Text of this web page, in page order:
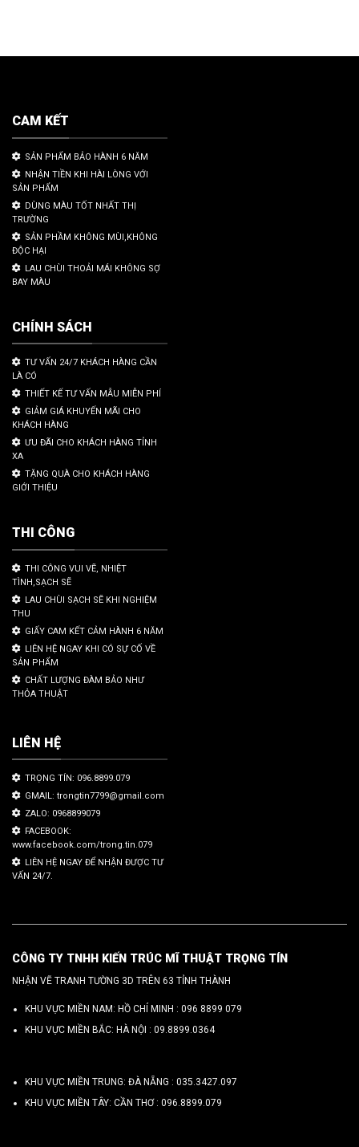
CAM KẾT
SẢN PHẨM BẢO HÀNH 6 NĂM
NHẬN TIỀN KHI HÀI LÒNG VỚI
SẢN PHẨM
DÙNG MÀU TỐT NHẤT THỊ
TRƯỜNG
SẢN PHẦM KHÔNG MÙI,KHÔNG
ĐỘC HẠI
LAU CHÙI THOẢI MÁI KHÔNG SỢ
BAY MÀU
CHÍNH SÁCH
TƯ VẤN 24/7 KHÁCH HÀNG CẦN
LÀ CÓ
THIẾT KẾ TƯ VẤN MẪU MIỄN PHÍ
GIẢM GIÁ KHUYẾN MÃI CHO
KHÁCH HÀNG
ƯU ĐÃI CHO KHÁCH HÀNG TỈNH
XA
TẶNG QUÀ CHO KHÁCH HÀNG
GIỚI THIỆU
THI CÔNG
THI CÔNG VUI VẼ, NHIỆT
TÌNH,SẠCH SẼ
LAU CHÙI SẠCH SẼ KHI NGHIỆM
THU
GIẤY CAM KẾT CẢM HÀNH 6 NĂM
LIÊN HỆ NGAY KHI CÓ SỰ CỐ VỀ
SẢN PHẨM
CHẤT LƯỢNG ĐÀM BẢO NHƯ
THỎA THUẬT
LIÊN HỆ
TRỌNG TÍN: 096.8899.079
GMAIL: trongtin7799@gmail.com
ZALO: 0968899079
FACEBOOK:
www.facebook.com/trong.tin.079
LIÊN HỆ NGAY ĐỂ NHẬN ĐƯỢC TƯ
VẤN 24/7.
CÔNG TY TNHH KIẾN TRÚC MĨ THUẬT TRỌNG TÍN
NHẬN VẼ TRANH TƯỜNG 3D TRÊN 63 TỈNH THÀNH
KHU VỰC MIỀN NAM: HỒ CHÍ MINH : 096 8899 079
KHU VỰC MIỀN BẮC: HÀ NỘI : 09.8899.0364
KHU VỰC MIỀN TRUNG: ĐÀ NẴNG : 035.3427.097
KHU VỰC MIỀN TÂY: CẦN THƠ : 096.8899.079